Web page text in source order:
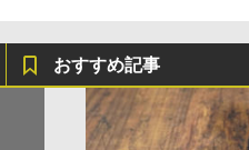
おすすめ記事